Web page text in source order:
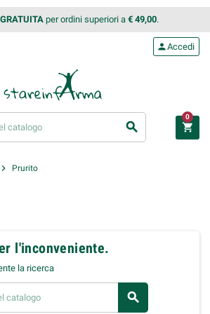
per ordini superiori a € 49,00.
search
personAccedi
shopping_cart
0
chevron_right Prurito
l'inconveniente.
la ricerca
search